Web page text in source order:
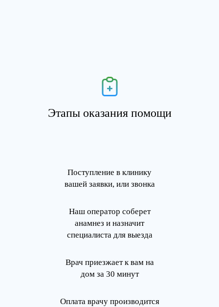
Этапы оказания помощи
Поступление в клинику
вашей заявки, или звонка
Наш оператор соберет
анамнез и назначит
специалиста для выезда
Врач приезжает к вам на
дом за 30 минут
Оплата врачу производится